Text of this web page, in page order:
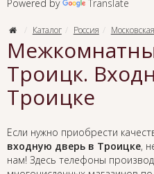
Powered by Translate
Каталог Россия
Троицк.
Троицке
Если нужно приобрести
входную дверь в Троицке,
нам! Здесь телефоны